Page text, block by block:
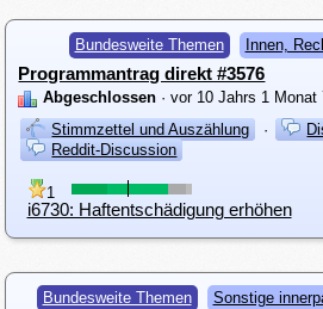
Bundesweite Themen Innen,
Programmantrag direkt #3576
Abgeschlossen · vor 10 Jahrs 1
Stimmzettel und Auszählung
·
Reddit-Discussion
1
i6730: Haftentschädigung erhöhen
Bundesweite Themen Sonstige